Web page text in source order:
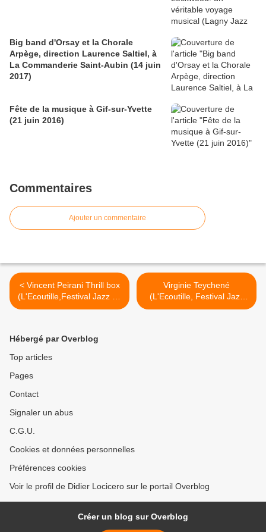
Big band d'Orsay et la Chorale
Arpège, direction Laurence Saltiel, à
La Commanderie Saint-Aubin (14 juin
2017)
Fête de la musique à Gif-sur-Yvette
(21 juin 2016)
Commentaires
Ajouter un commentaire
< Vincent Peirani Thrill box
(L'Ecoutille,Festival Jazz en
Chantereine, 7 novembre
Virginie Teychené
(L'Ecoutille, Festival Jazz
en Chantereine, 22
Hébergé par Overblog
Top articles
Pages
Contact
Signaler un abus
C.G.U.
Cookies et données personnelles
Préférences cookies
Voir le profil de Didier Locicero sur le portail Overblog
Créer un blog sur Overblog